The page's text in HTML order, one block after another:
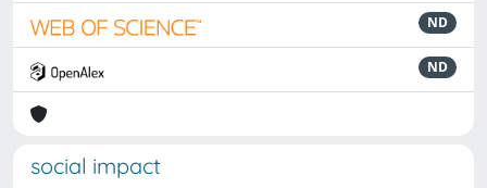
ND
ND
social impact